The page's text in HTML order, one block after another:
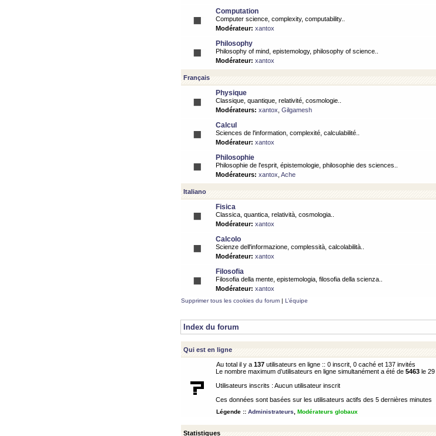
Computation
Computer science, complexity, computability..
Modérateur: xantox
Philosophy
Philosophy of mind, epistemology, philosophy of science..
Modérateur: xantox
Français
Physique
Classique, quantique, relativité, cosmologie..
Modérateurs: xantox Gilgamesh
Calcul
Sciences de l'information, complexité, calculabilité..
Modérateur: xantox
Philosophie
Philosophie de l'esprit, épistemologie, philosophie des sciences..
Modérateurs: xantox Ache
Italiano
Fisica
Classica, quantica, relatività, cosmologia..
Modérateur: xantox
Calcolo
Scienze dell'informazione, complessità, calcolabilità..
Modérateur: xantox
Filosofia
Filosofia della mente, epistemologia, filosofia della scienza..
Modérateur: xantox
Supprimer tous les cookies du forum | L’équipe
Index du forum
Qui est en ligne
Au total il y a 137 utilisateurs en ligne :: 0 inscrit, 0 caché et 137 invités
Le nombre maximum d’utilisateurs en ligne simultanément a été de 5463 le
Utilisateurs inscrits : Aucun utilisateur inscrit
Ces données sont basées sur les utilisateurs actifs des 5 dernières minutes
Légende :: Administrateurs Modérateurs globaux
Statistiques